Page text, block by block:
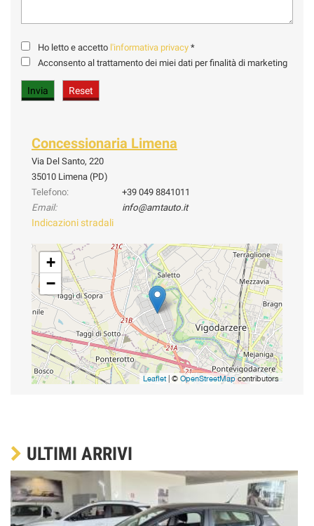
Ho letto e accetto l'informativa privacy *
Acconsento al trattamento dei miei dati per finalità di marketing
Concessionaria Limena
Via Del Santo, 220
35010 Limena (PD)
Telefono:
+39 049 8841011
Email:
info@amtauto.it
Indicazioni stradali
+
−
Leaflet| © OpenStreetMapcontributors
ULTIMI ARRIVI